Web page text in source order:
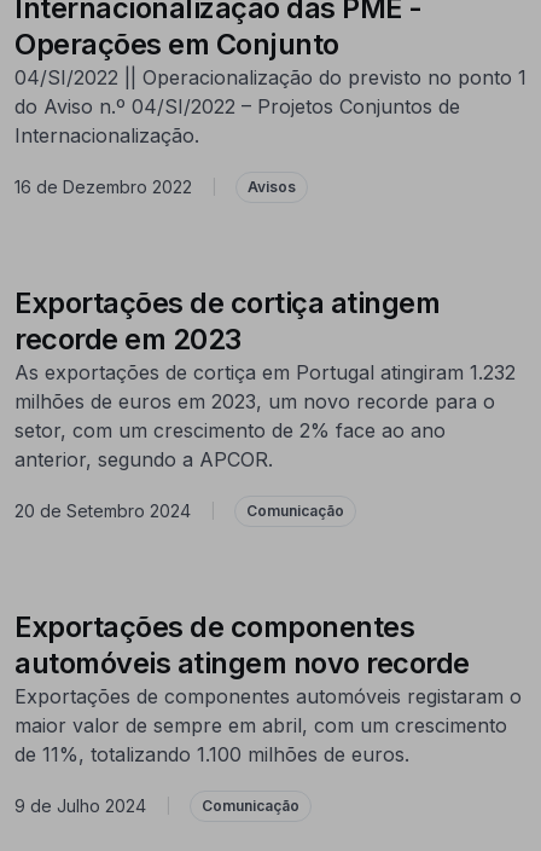
Internacionalização das PME -
Operações em Conjunto
04/SI/2022 || Operacionalização do previsto no ponto 1
do Aviso n.º 04/SI/2022 – Projetos Conjuntos de
Internacionalização.
16 de Dezembro 2022 Avisos
Exportações de cortiça atingem
recorde em 2023
As exportações de cortiça em Portugal atingiram 1.232
milhões de euros em 2023, um novo recorde para o
setor, com um crescimento de 2% face ao ano
anterior, segundo a APCOR.
20 de Setembro 2024 Comunicação
Exportações de componentes
automóveis atingem novo recorde
Exportações de componentes automóveis registaram o
maior valor de sempre em abril, com um crescimento
de 11%, totalizando 1.100 milhões de euros.
9 de Julho 2024 Comunicação